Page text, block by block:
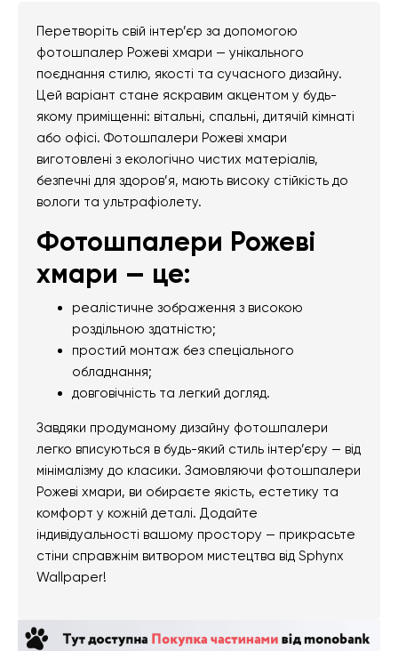
Перетворіть свій інтер’єр за допомогою
фотошпалер Рожеві хмари — унікального
поєднання стилю, якості та сучасного дизайну.
Цей варіант стане яскравим акцентом у будь-
якому приміщенні: вітальні, спальні, дитячій кімнаті
або офісі. Фотошпалери Рожеві хмари
виготовлені з екологічно чистих матеріалів,
безпечні для здоров’я, мають високу стійкість до
вологи та ультрафіолету.
Фотошпалери Рожеві
хмари — це:
реалістичне зображення з високою
роздільною здатністю;
простий монтаж без спеціального
обладнання;
довговічність та легкий догляд.
Завдяки продуманому дизайну фотошпалери
легко вписуються в будь-який стиль інтер’єру — від
мінімалізму до класики. Замовляючи фотошпалери
Рожеві хмари, ви обираєте якість, естетику та
комфорт у кожній деталі. Додайте
індивідуальності вашому простору — прикрасьте
стіни справжнім витвором мистецтва від Sphynx
Wallpaper!